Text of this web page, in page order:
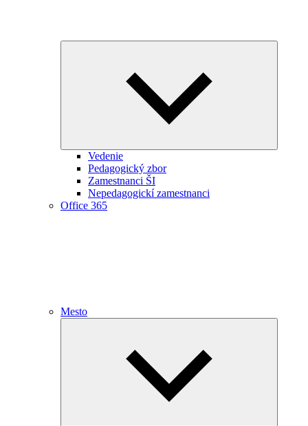
Vedenie
Pedagogický zbor
Zamestnanci ŠI
Nepedagogickí zamestnanci
Office 365
Mesto